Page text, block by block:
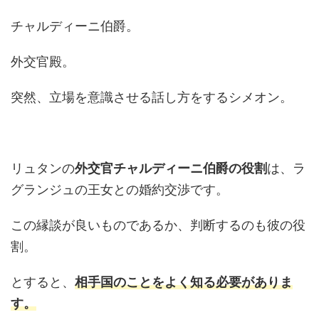
チャルディーニ伯爵。
外交官殿。
突然、立場を意識させる話し方をするシメオン。
リュタンの外交官チャルディーニ伯爵の役割は、ラ
グランジュの王女との婚約交渉です。
この縁談が良いものであるか、判断するのも彼の役
割。
とすると、 相手国のことをよく知る必要がありま
す。